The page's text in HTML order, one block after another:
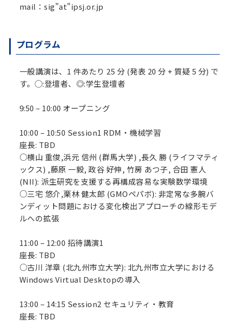
mail：sig"at"ipsj.or.jp
プログラム
一般講演は、1 件あたり 25 分 (発表 20 分 + 質疑 5 分) で
す。◯:登壇者、◎:学生登壇者
9:50 – 10:00 オープニング
10:00 – 10:50 Session1 RDM・機械学習
座長: TBD
○横山 重俊,浜元 信州 (群馬大学) ,長久 勝 (ライフマティ
ックス) ,藤原 一毅, 政谷 好伸, 竹房 あつ子, 合田 憲人
(NII): 派生研究を支援する再構成容易な実験数学環境
○三宅 悠介,栗林 健太郎 (GMOペパボ): 非定常な多腕バ
ンディット問題における変化検出アプローチの線形モデ
ルへの拡張
11:00 – 12:00 招待講演1
座長: TBD
○古川 洋章 (北九州市立大学): 北九州市立大学における
Windows Virtual Desktopの導入
13:00 – 14:15 Session2 セキュリティ・教育
座長: TBD